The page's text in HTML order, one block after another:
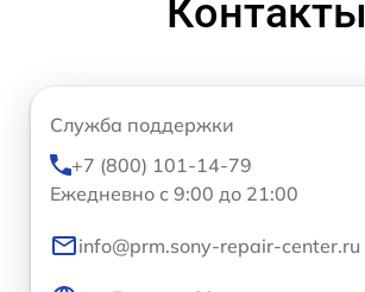
Контакты
Служба поддержки
+7 (800) 101-14-79
Ежедневно с 9:00 до 21:00
info@prm.sony-repair-center.ru